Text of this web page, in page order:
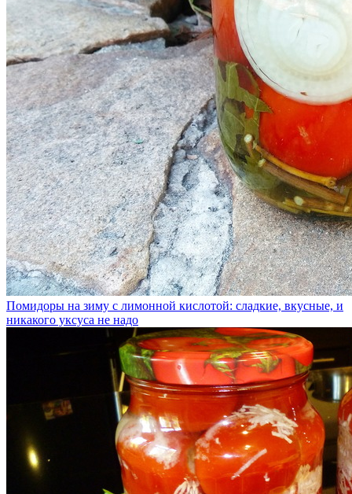
Помидоры на зиму с лимонной кислотой: сладкие, вкусные, и
никакого уксуса не надо